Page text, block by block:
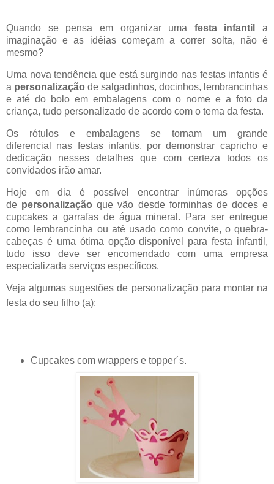
Quando se pensa em organizar uma festa infantil
a
imaginação e as idéias começama correr solta, não é
mesmo?
Uma nova tendência que está surgindo nas festas infantis é
a personalização de salgadinhos, docinhos, lembrancinhas
e até do bolo em embalagens com o nome e a foto da
criança, tudo personalizado de acordo com o tema da festa.
Os rótulos e embalagens se tornam um
grande
diferencial
nas festas infantis, por demonstrar capricho e
dedicação nesses detalhes que com certeza todos os
convidados irão amar.
Hoje em dia é possível encontrar inúmeras opções
de personalização que vão desde forminhas de doces e
cupcakes a garrafas de água mineral. Para ser entregue
como lembrancinha ou até usado como convite, o quebra-
cabeças é uma ótima opção disponível para festa infantil,
tudo isso deve ser encomendado com uma empresa
especializada serviços específicos.
Veja algumas sugestões de personalização para montar na
festa do seu filho (a):
Cupcakescom wrappers e topper´s.